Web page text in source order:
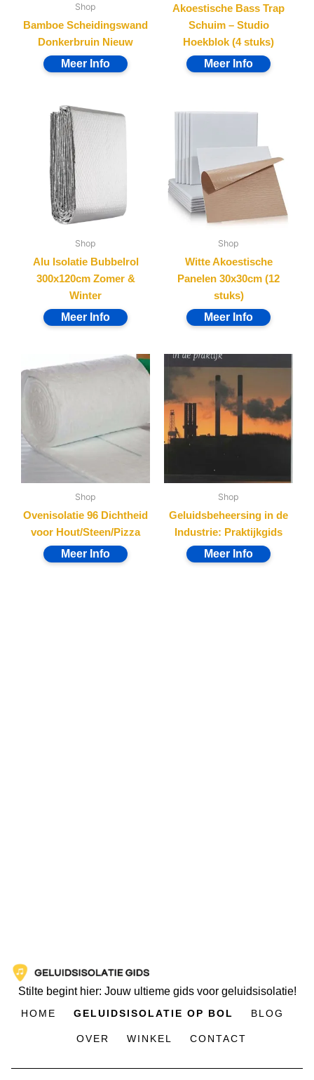
Shop
Bamboe Scheidingswand
Donkerbruin Nieuw
Akoestische Bass Trap
Schuim – Studio
Hoekblok (4 stuks)
Shop
Alu Isolatie Bubbelrol
300x120cm Zomer &
Winter
Shop
Witte Akoestische
Panelen 30x30cm (12
stuks)
Shop
Ovenisolatie 96 Dichtheid
voor Hout/Steen/Pizza
Shop
Geluidsbeheersing in de
Industrie: Praktijkgids
Stilte begint hier: Jouw ultieme gids voor geluidsisolatie!
HOME GELUIDSISOLATIE OP BOL BLOG
OVER WINKEL CONTACT